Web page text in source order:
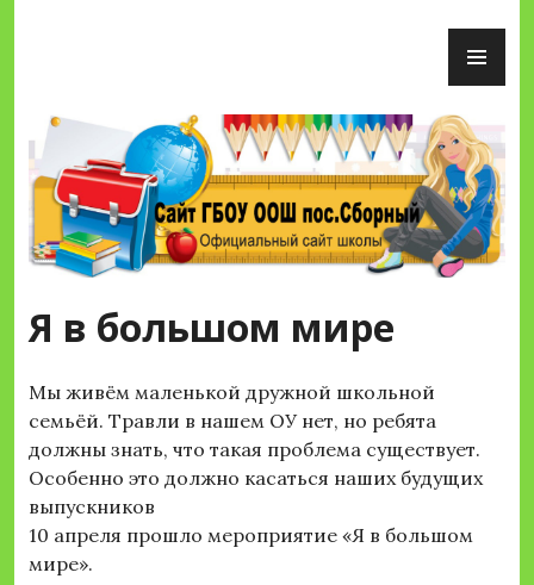
Сайт ГБОУ ООШ пос.Сборный
Я в большом мире
Мы живём маленькой дружной школьной
семьёй. Травли в нашем ОУ нет, но ребята
должны знать, что такая проблема существует.
Особенно это должно касаться наших будущих
выпускников
10 апреля прошло мероприятие «Я в большом
мире».